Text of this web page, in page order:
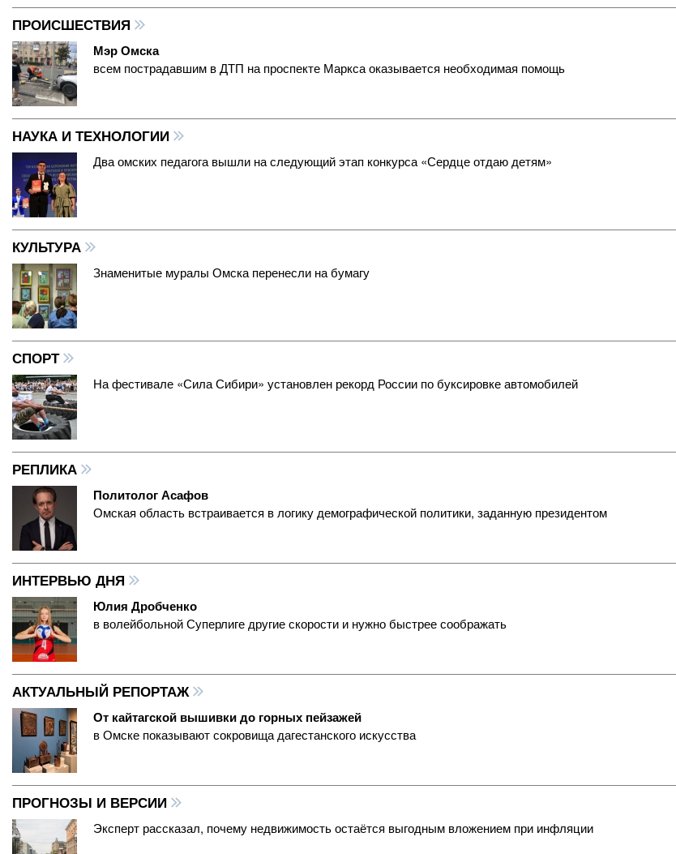
ПРОИСШЕСТВИЯ
Мэр Омска
всем пострадавшим в ДТП на проспекте Маркса оказывается необходимая помощь
НАУКА И ТЕХНОЛОГИИ
Два омских педагога вышли на следующий этап конкурса «Сердце отдаю детям»
КУЛЬТУРА
Знаменитые муралы Омска перенесли на бумагу
СПОРТ
На фестивале «Сила Сибири» установлен рекорд России по буксировке автомобилей
РЕПЛИКА
Политолог Асафов
Омская область встраивается в логику демографической политики, заданную президентом
ИНТЕРВЬЮ ДНЯ
Юлия Дробченко
в волейбольной Суперлиге другие скорости и нужно быстрее соображать
АКТУАЛЬНЫЙ РЕПОРТАЖ
От кайтагской вышивки до горных пейзажей
в Омске показывают сокровища дагестанского искусства
ПРОГНОЗЫ И ВЕРСИИ
Эксперт рассказал, почему недвижимость остаётся выгодным вложением при инфляции